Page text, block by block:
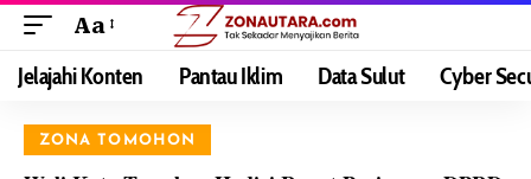
Aa
Jelajahi Konten Pantau Iklim Data Sulut Cyber
ZONA TOMOHON